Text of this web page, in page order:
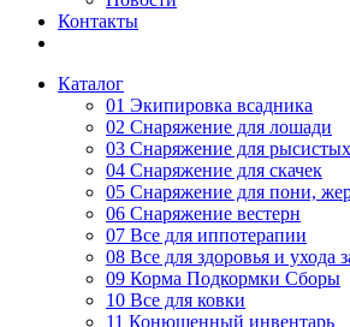
Контакты
Каталог
01 Экипировка всадника
02 Снаряжение для лошади
03 Снаряжение для
04 Снаряжение для скачек
05 Снаряжение для пони,
06 Снаряжение вестерн
07 Все для иппотерапии
08 Все для здоровья и ухода
09 Корма Подкормки Сборы
10 Все для ковки
11 Конюшенный инвентарь